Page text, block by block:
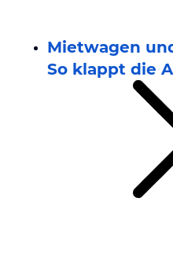
Mietwagen
So klappt die